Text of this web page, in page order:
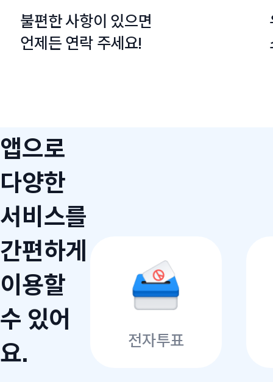
불편한 사항이 있으면
언제든 연락 주세요!
앱으로
다양한
서비스를
간편하게
이용할
수 있어
요.
전자투표